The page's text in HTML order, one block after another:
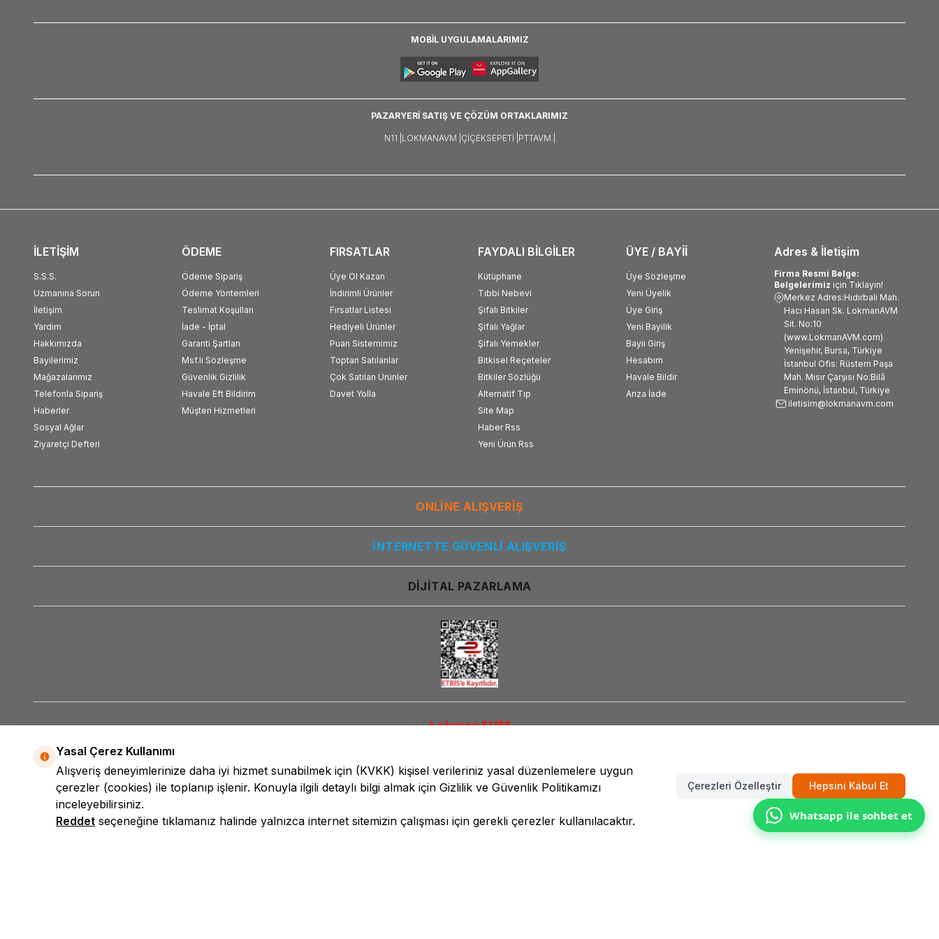
Whatsapp ile sohbet et
MOBİL UYGULAMALARIMIZ
PAZARYERİ SATIŞ VE ÇÖZÜM ORTAKLARIMIZ
N11 | LOKMANAVM | ÇIÇEKSEPETI | PTTAVM |
Adres & İletişim
Firma Resmi Belge:
Belgelerimiz için Tıklayın!
Merkez Adres:Hıdırbali Mah.
Hacı Hasan Sk. LokmanAVM
Sit. No:10
(www.LokmanAVM.com)
Yenişehir, Bursa, Türkiye
İstanbul Ofis: Rüstem Paşa
Mah. Mısır Çarşısı No:Bilâ
Eminönü, İstanbul, Türkiye
iletisim@lokmanavm.com
İLETİŞİM
S.S.S.
Uzmanına Sorun
İletişim
Yardım
Hakkımızda
Bayilerimiz
Mağazalarımız
Telefonla Sipariş
Haberler
Sosyal Ağlar
Ziyaretçi Defteri
ÖDEME
Ödeme Sipariş
Ödeme Yöntemleri
Teslimat Koşulları
İade - İptal
Garanti Şartları
Msf.li Sözleşme
Güvenlik Gizlilik
Havale Eft Bildirim
Müşteri Hizmetleri
FIRSATLAR
Üye Ol Kazan
İndirimli Ürünler
Fırsatlar Listesi
Hediyeli Ürünler
Puan Sistemimiz
Toptan Satılanlar
Çok Satılan Ürünler
Davet Yolla
FAYDALI BİLGİLER
Kütüphane
Tıbbi Nebevi
Şifalı Bitkiler
Şifalı Yağlar
Şifalı Yemekler
Bitkisel Reçeteler
Bitkiler Sözlüğü
Alternatif Tıp
Site Map
Haber Rss
Yeni Ürün Rss
ÜYE / BAYİİ
Üye Sözleşme
Yeni Üyelik
Üye Giriş
Yeni Bayilik
Bayii Giriş
Hesabım
Havale Bildir
Arıza İade
ONLİNE ALIŞVERİŞ
İNTERNETTE GÜVENLİ ALIŞVERİŞ
DİJİTAL PAZARLAMA
LokmanAVM
Yasal Çerez Kullanımı
Alışveriş deneyimlerinize daha iyi hizmet sunabilmek için (KVKK) kişisel verileriniz yasal düzenlemelere uygun
çerezler (cookies) ile toplanıp işlenir. Konuyla ilgili detaylı bilgi almak için Gizlilik ve Güvenlik Politikamızı
inceleyebilirsiniz.
Reddet seçeneğine tıklamanız halinde yalnızca internet sitemizin çalışması için gerekli çerezler kullanılacaktır.
Çerezleri Özelleştir Hepsini Kabul Et